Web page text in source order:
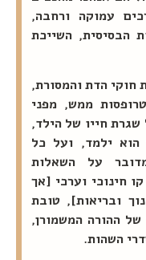
עמוקה ורחבה,
הבסיסית, השייכת
חוקי הדת והמסורת,
ממש, מפני
חייו של הילד,
ילמד, ועל כל
על השאלות
חינוכי וערכי [אך
ובריאות], טובת
של ההורה המשמורן,
השהות.